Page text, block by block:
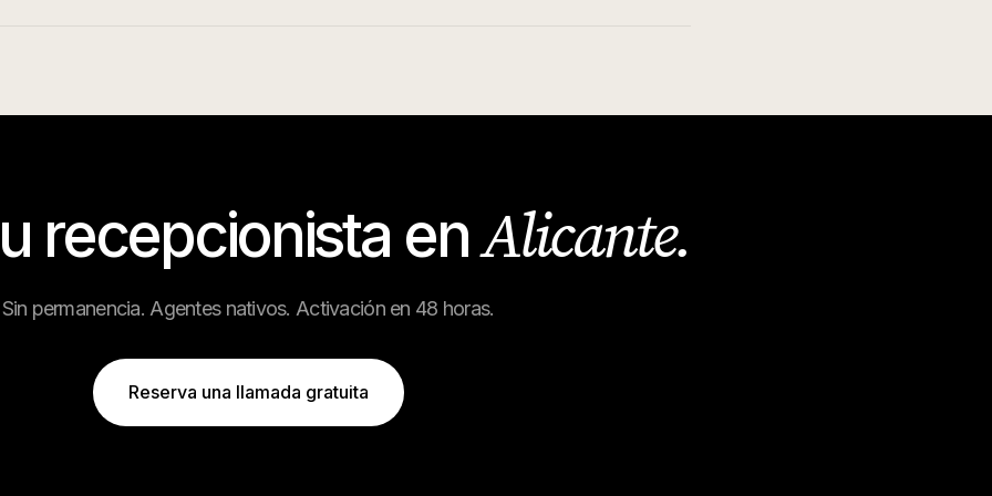
recepcionista enAlicante.
Sin permanencia. Agentes nativos. Activación en 48 horas.
Reserva una llamada gratuita